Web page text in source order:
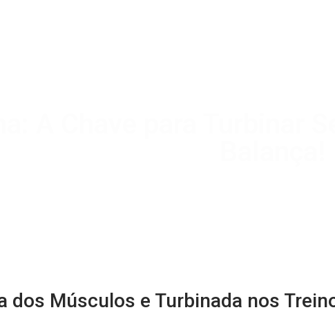
dos Músculos e Turbinada nos